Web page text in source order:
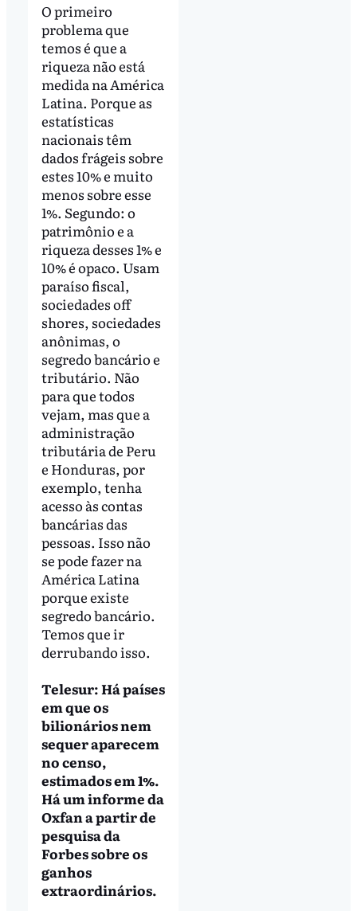
O primeiro
problema que
temos é que a
riqueza não está
medida na América
Latina. Porque as
estatísticas
nacionais têm
dados frágeis sobre
estes 10% e muito
menos sobre esse
1%. Segundo: o
patrimônio e a
riqueza desses 1% e
10% é opaco. Usam
paraíso fiscal,
sociedades off
shores, sociedades
anônimas, o
segredo bancário e
tributário. Não
para que todos
vejam, mas que a
administração
tributária de Peru
e Honduras, por
exemplo, tenha
acesso às contas
bancárias das
pessoas. Isso não
se pode fazer na
América Latina
porque existe
segredo bancário.
Temos que ir
derrubando isso.
Telesur: Há países
em que os
bilionários nem
sequer aparecem
no censo,
estimados em 1%.
Há um informe da
Oxfan a partir de
pesquisa da
Forbes sobre os
ganhos
extraordinários.